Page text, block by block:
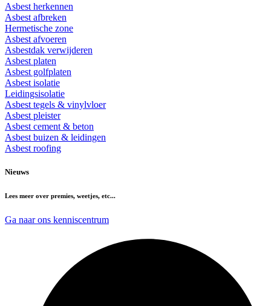
Asbest herkennen
Asbest afbreken
Hermetische zone
Asbest afvoeren
Asbestdak verwijderen
Asbest platen
Asbest golfplaten
Asbest isolatie
Leidingsisolatie
Asbest tegels & vinylvloer
Asbest pleister
Asbest cement & beton
Asbest buizen & leidingen
Asbest roofing
Nieuws
Lees meer over premies, weetjes, etc...
Ga naar ons kenniscentrum